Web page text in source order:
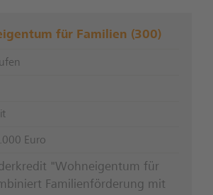
für Familien (300)
Euro
"Wohneigentum für
Familienförderung mit